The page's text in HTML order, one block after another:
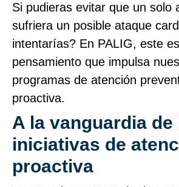
Si pudieras evitar que un solo
sufriera un posible ataque
intentarías? En PALIG, este
pensamiento que impulsa
programas de atención
proactiva.
A la vanguardia de
iniciativas de
proactiva